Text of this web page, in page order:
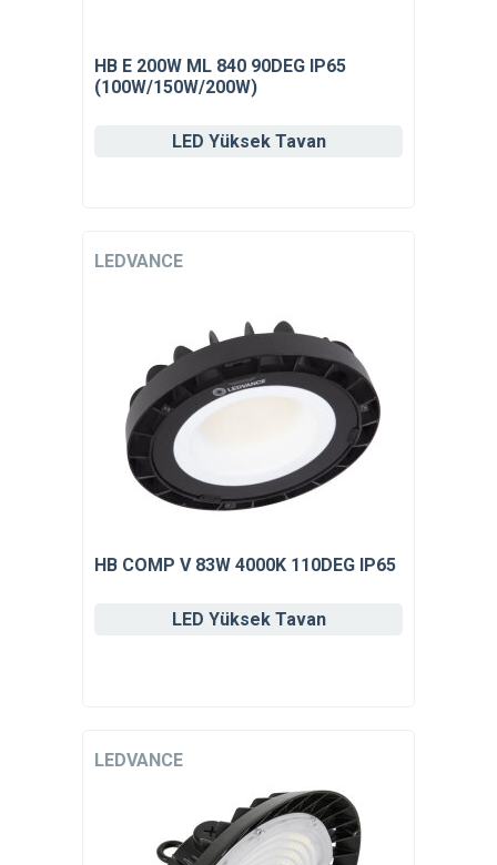
HB E 200W ML 840 90DEG IP65
(100W/150W/200W)
LED Yüksek Tavan
LEDVANCE
HB COMP V 83W 4000K 110DEG IP65
LED Yüksek Tavan
LEDVANCE